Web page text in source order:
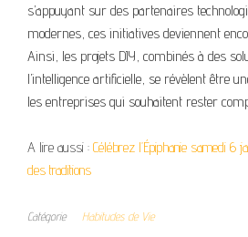
s’appuyant sur des partenaires
modernes, ces initiatives deviennent
Ainsi, les projets DIY, combinés à des
l’intelligence artificielle, se révèlent être
les entreprises qui souhaitent rester
A lire aussi : Célébrez l’Épiphanie samedi 6
des traditions
Catégorie Habitudes de Vie